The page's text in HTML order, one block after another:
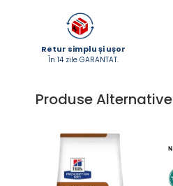
Retur simplu și ușor
În 14 zile GARANTAT.
Produse Alternative